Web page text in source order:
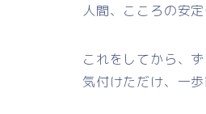
人間、こころの安
これをしてから、
気付けただけ、一